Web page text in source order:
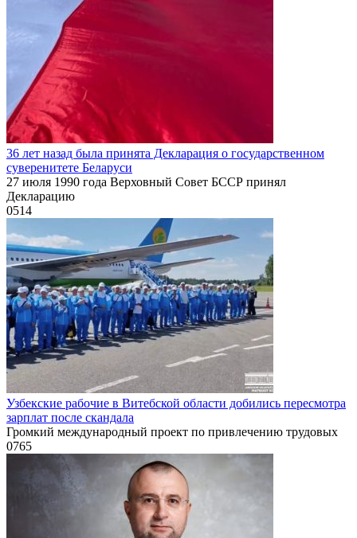
36 лет назад была принята Декларация о государственном
суверенитете Беларуси
27 июля 1990 года Верховный Совет БССР принял
Декларацию
0514
Узбекские рабочие в Витебской области добились пересмотра
зарплат после скандала
Громкий международный проект по привлечению трудовых
0765